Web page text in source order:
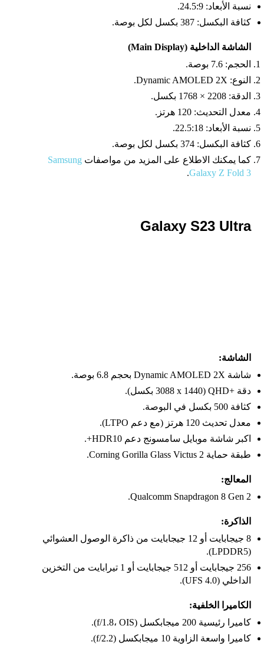
نسبة الأبعاد: 24.5:9.
كثافة البكسل: 387 بكسل لكل بوصة.
الشاشة الداخلية (Main Display)
الحجم: 7.6 بوصة.
النوع: Dynamic AMOLED 2X.
الدقة: 2208 × 1768 بكسل.
معدل التحديث: 120 هرتز.
نسبة الأبعاد: 22.5:18.
كثافة البكسل: 374 بكسل لكل بوصة.
كما يمكنك الاطلاع على المزيد من مواصفاتSamsung
Galaxy Z Fold 3
.
Galaxy S23 Ultra
الشاشة:
شاشة Dynamic AMOLED 2X بحجم 6.8 بوصة.
دقة +QHD (3088 x 1440 بكسل).
كثافة 500 بكسل في البوصة.
معدل تحديث 120 هرتز (مع دعم LTPO).
اكبر شاشة موبايل سامسونج دعم HDR10+.
طبقة حماية Corning Gorilla Glass Victus 2.
المعالج:
Qualcomm Snapdragon 8 Gen 2.
الذاكرة:
8 جيجابايت أو 12 جيجابايت من ذاكرة الوصول العشوائي
(LPDDR5).
256 جيجابايت أو 512 جيجابايت أو 1 تيرابايت من التخزين
الداخلي (UFS 4.0).
الكاميرا الخلفية:
كاميرا رئيسية 200 ميجابكسل (f/1.8، OIS).
كاميرا واسعة الزاوية 10 ميجابكسل (f/2.2).